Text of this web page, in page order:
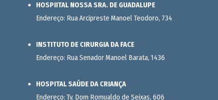
HOSPIITAL NOSSA SRA. DE GUADALUPE
Endereço: Rua Arcipreste Manoel Teodoro, 734
INSTITUTO DE CIRURGIA DA FACE
Endereço: Rua Senador Manoel Barata, 1436
HOSPITAL SAÚDE DA CRIANÇA
Endereço: Tv. Dom Romualdo de Seixas, 606